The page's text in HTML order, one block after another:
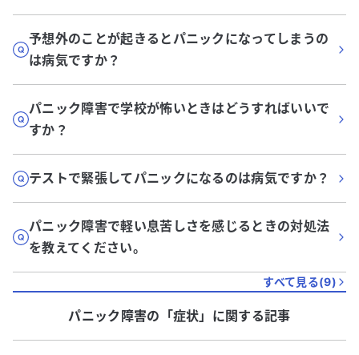
予想外のことが起きるとパニックになってしまうの
は病気ですか？
パニック障害で学校が怖いときはどうすればいいで
すか？
テストで緊張してパニックになるのは病気ですか？
パニック障害で軽い息苦しさを感じるときの対処法
を教えてください。
すべて見る(9)
パニック障害の「症状」に関する記事